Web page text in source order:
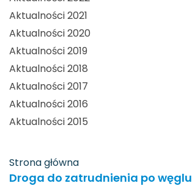
Aktualności 2021
Aktualności 2020
Aktualności 2019
Aktualności 2018
Aktualności 2017
Aktualności 2016
Aktualności 2015
Strona główna
Droga do zatrudnienia po węglu